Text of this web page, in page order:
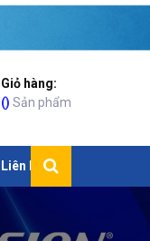
Giỏ hàng:
() Sản phẩm
Liên hệ